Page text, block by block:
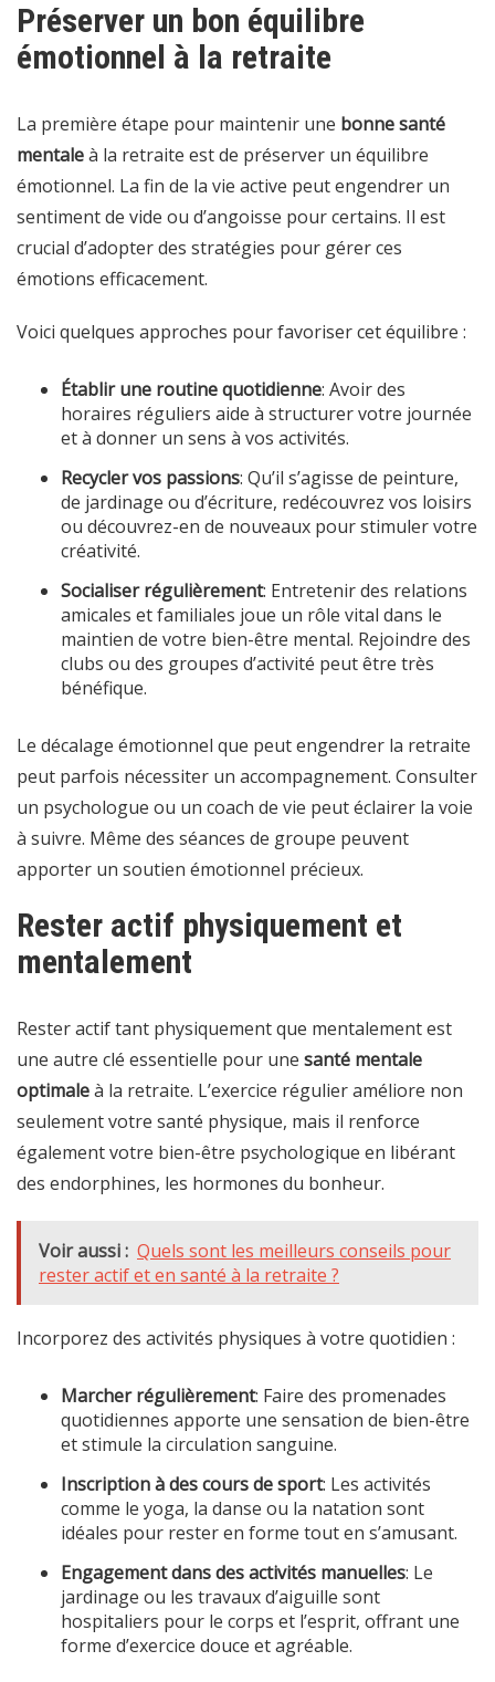
Préserver un bon équilibre
émotionnel à la retraite
La première étape pour maintenir une bonne santé
mentaleà la retraite est de préserver un équilibre
émotionnel. La fin de la vie active peut engendrer un
sentiment de vide ou d’angoisse pour certains. Il est
crucial d’adopter des stratégies pour gérer ces
émotions efficacement.
Voici quelques approches pour favoriser cet équilibre :
Établir une routine quotidienne: Avoir des
horaires réguliers aide à structurer votre journée
et à donner un sens à vos activités.
Recycler vos passions: Qu’il s’agisse de peinture,
de jardinage ou d’écriture, redécouvrez vos loisirs
ou découvrez-en de nouveaux pour stimuler votre
créativité.
Socialiser régulièrement: Entretenir des relations
amicales et familiales joue un rôle vital dans le
maintien de votre bien-être mental. Rejoindre des
clubs ou des groupes d’activité peut être très
bénéfique.
Le décalage émotionnel que peut engendrer la retraite
peut parfois nécessiter un accompagnement. Consulter
un psychologue ou un coach de vie peut éclairer la voie
à suivre. Même des séances de groupe peuvent
apporter un soutien émotionnel précieux.
Rester actif physiquement et
mentalement
Rester actif tant physiquement que mentalement est
une autre clé essentielle pour une santé mentale
optimaleà la retraite. L’exercice régulier améliore non
seulement votre santé physique, mais il renforce
également votre bien-être psychologique en libérant
des endorphines, les hormones du bonheur.
Voir aussi : Quels sont les meilleurs conseils pour
rester actif et en santé à la retraite ?
Incorporez des activités physiques à votre quotidien :
Marcher régulièrement: Faire des promenades
quotidiennes apporte une sensation de bien-être
et stimule la circulation sanguine.
Inscription à des cours de sport: Les activités
comme le yoga, la danse ou la natation sont
idéales pour rester en forme tout en s’amusant.
Engagement dans des activités manuelles: Le
jardinage ou les travaux d’aiguille sont
hospitaliers pour le corps et l’esprit, offrant une
forme d’exercice douce et agréable.